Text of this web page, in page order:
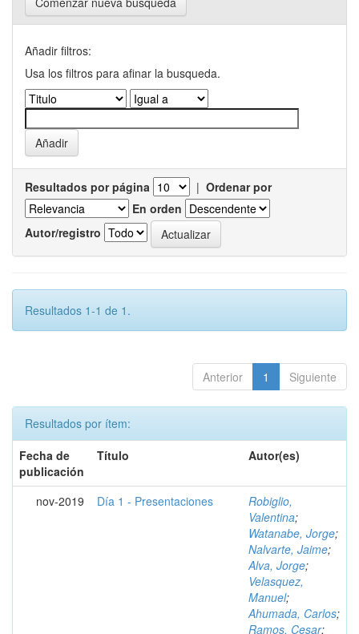
Añadir filtros:
Usa los filtros para afinar la busqueda.
Resultados por página | Ordenar por
En orden
Autor/registro
Resultados 1-1 de 1.
Anterior 1 Siguiente
Resultados por ítem:
Fecha de
publicación
Título Autor(es)
nov-2019 Día 1 - Presentaciones
Robiglio,
Valentina;
Watanabe, Jorge;
Nalvarte, Jaime;
Alva, Jorge;
Velasquez,
Manuel;
Ahumada, Carlos;
Ramos, Cesar;